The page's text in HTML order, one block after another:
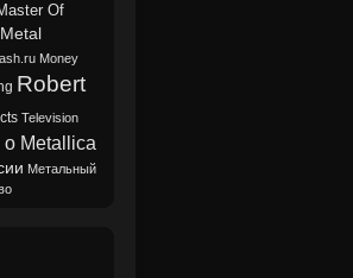
Of
Metal
Money
Robert
Television
Metallica
Метальный